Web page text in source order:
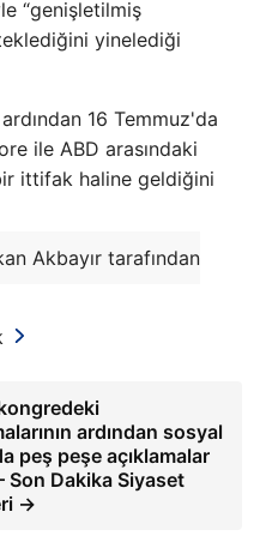
“genişletilmiş
yinelediği
16 Temmuz'da
ile ABD arasındaki
ittifak haline geldiğini
Akbayır tarafından
ardından sosyal
peş peşe açıklamalar
Son Dakika Siyaset
→